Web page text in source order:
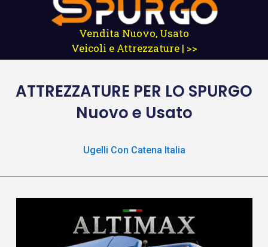
Vendita Nuovo, Usato
Veicoli e Attrezzature | >>
ATTREZZATURE PER LO SPURGO
Nuovo e Usato
Ugelli Con Catena Italia